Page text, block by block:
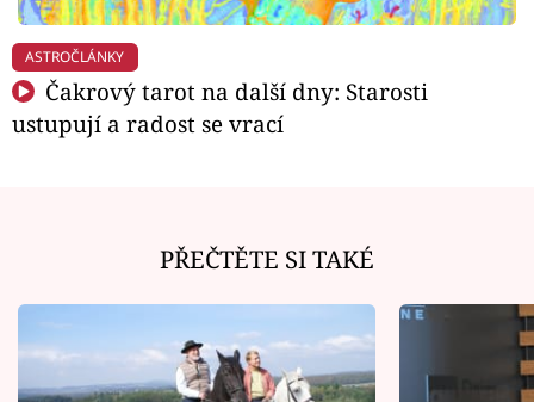
ASTROČLÁNKY
Čakrový tarot na další dny: Starosti
ustupují a radost se vrací
PŘEČTĚTE SI TAKÉ